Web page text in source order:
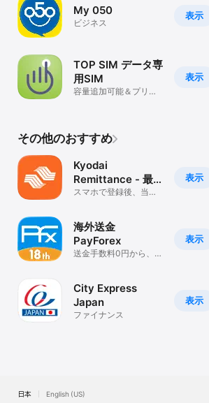
表示
My 050
ビジネス
表示
TOP SIM データ専
用SIM
容量追加可能＆プリペ
その他のおすすめ
表示
Kyodai
Remittance - 最
短 即日海外送金
スマホで登録後、当社
表示
海外送金
PayForex
送金手数料0円から、オ
表示
City Express
Japan
ファイナンス
日本 English (US)